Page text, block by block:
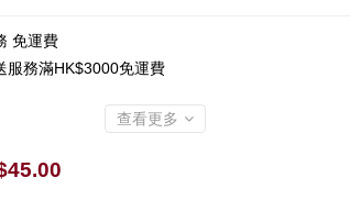
免運費
服務滿HK$3000免運費
查看更多